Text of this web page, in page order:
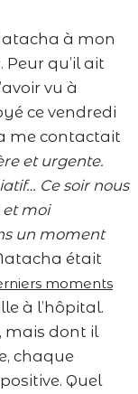
à mon
Peur qu’il ait
vu à
ce vendredi
me contactait
et urgente.
Ce soir nous
et moi
un moment
était
moments
à l’hôpital.
mais dont il
chaque
Quel